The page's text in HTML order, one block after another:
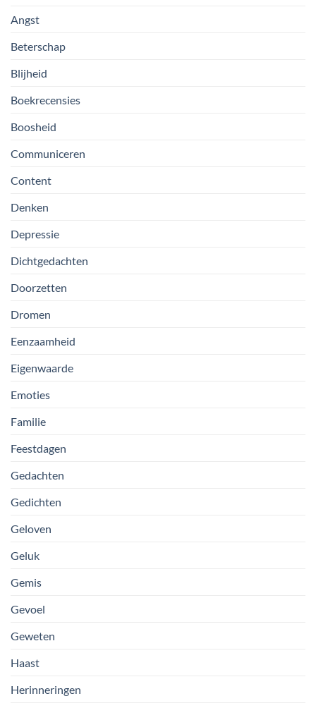
Angst
Beterschap
Blijheid
Boekrecensies
Boosheid
Communiceren
Content
Denken
Depressie
Dichtgedachten
Doorzetten
Dromen
Eenzaamheid
Eigenwaarde
Emoties
Familie
Feestdagen
Gedachten
Gedichten
Geloven
Geluk
Gemis
Gevoel
Geweten
Haast
Herinneringen